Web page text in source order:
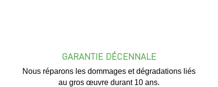
GARANTIE DÉCENNALE
Nous réparons les dommages et dégradations liés
au gros œuvre durant 10 ans.